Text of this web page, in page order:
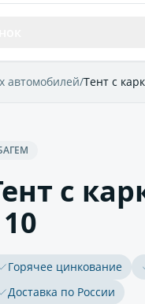
автомобилей/Тент с
с
Горячее цинкование
Доставка по России